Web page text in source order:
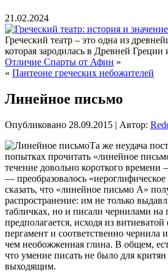
21.02.2024
Греческий театр – это одна из
которая зародилась в Древней Греции
Отличие Спарты от Афин »
« Пантеоне греческих небожителей
Линейное письмо
Опубликовано 28.09.2015 | Автор:
Та же неудача
попытках прочитать «линейное
течение довольно короткого времени
— преобразовалось
сказать, что «линейное письмо А»
распространение: им не только
табличках, но и писали чернилами на
предполагается, исходя из
пергамент и соответственно чернила
чем необожженная глина. В общем,
что умение писать не было для
выходящим.